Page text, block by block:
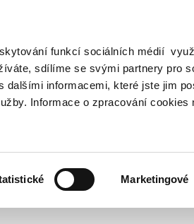
funkcí sociálních médií
sdílíme se svými partnery pro
dalšími informacemi, které jste jim
Informace o zpracování cookies
Marketingové
Vyhledat
submenu
účetnictví